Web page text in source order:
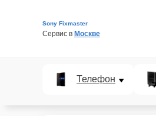
Sony Fixmaster
Сервис в Москве
Телефон